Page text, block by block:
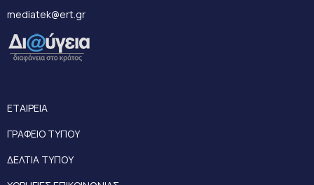
mediatek@ert.gr
ΕΤΑΙΡΕΙΑ
ΓΡΑΦΕΙΟ ΤΥΠΟΥ
ΔΕΛΤΙΑ ΤΥΠΟΥ